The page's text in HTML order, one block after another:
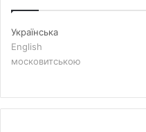
Українська
English
московитською